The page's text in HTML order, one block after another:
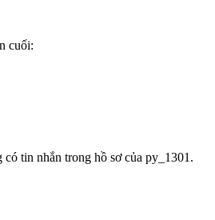
cuối:
tin nhắn trong hồ sơ của py_1301.